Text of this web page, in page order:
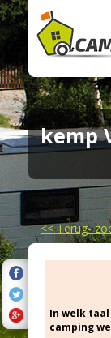
kemp
<<Terug-
In welk
camping